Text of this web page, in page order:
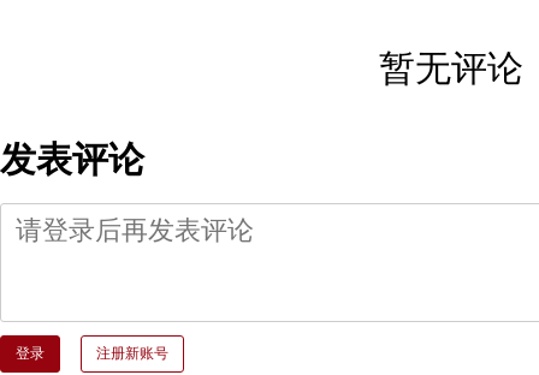
暂无评论
发表评论
登录 注册新账号